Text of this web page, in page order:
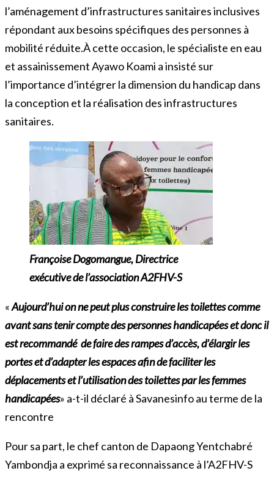
l’aménagement d’infrastructures sanitaires inclusives
répondant aux besoins spécifiques des personnes à
mobilité réduite.À cette occasion, le spécialiste en eau
et assainissement Ayawo Koami a insisté sur
l’importance d’intégrer la dimension du handicap dans
la conception et la réalisation des infrastructures
sanitaires.
Françoise Dogomangue, Directrice
exécutive de l’association A2FHV-S
«Aujourd’hui on ne peut plus construire les toilettes comme
avant sans tenir compte des personnes handicapées et donc il
est recommandé de faire des rampes d’accès, d’élargir les
portes et d’adapter les espaces afin de faciliter les
déplacements et l’utilisation des toilettes par les femmes
handicapées» a-t-il déclaré à Savanesinfo au terme de la
rencontre
Pour sa part, le chef canton de Dapaong Yentchabré
Yambondja a exprimé sa reconnaissance à l’A2FHV-S